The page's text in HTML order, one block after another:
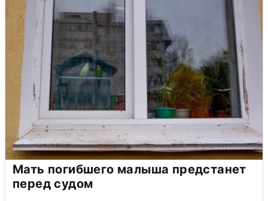
Мать погибшего малыша предстанет
перед судом